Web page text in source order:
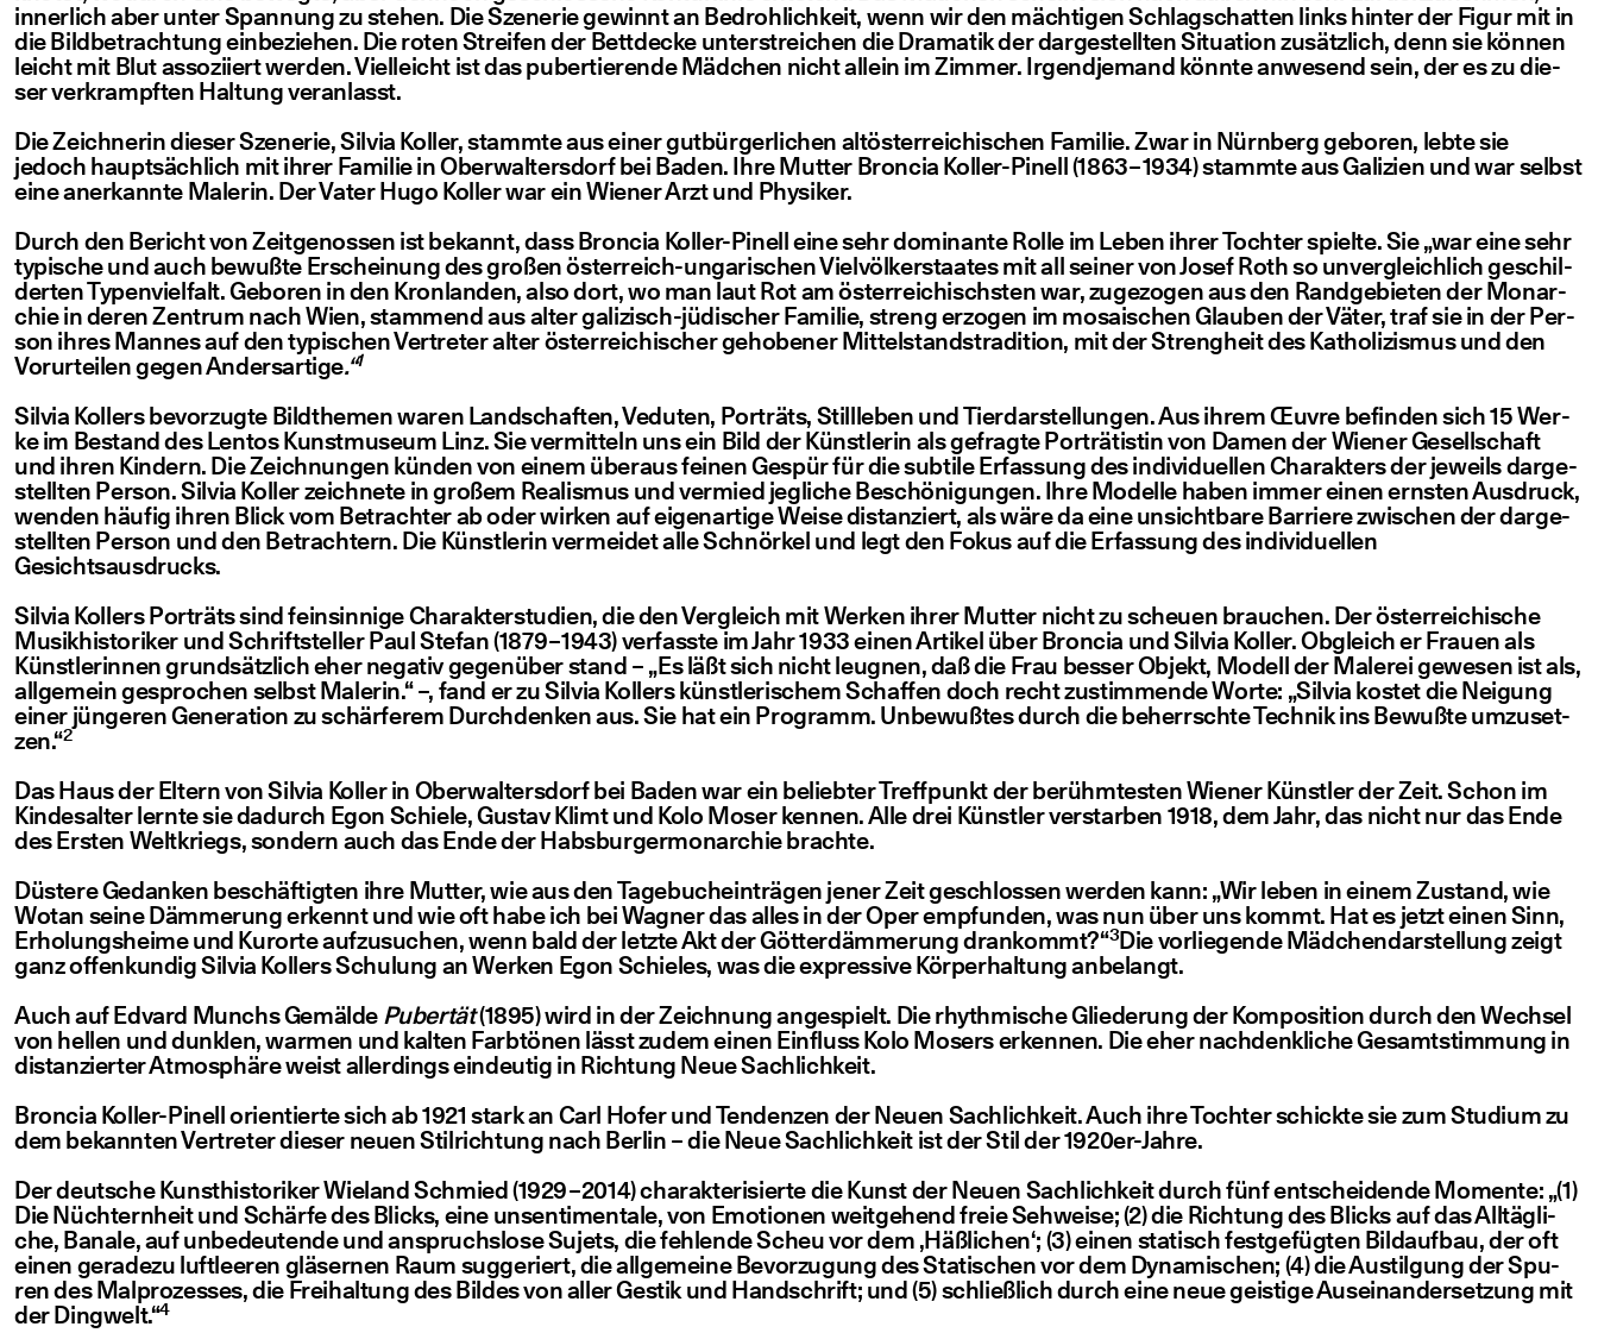
inner­lich aber unter Span­nung zu ste­hen. Die Sze­ne­rie gewinnt an Bedroh­lich­keit, wenn wir den mäch­ti­gen Schlag­schat­ten links hin­ter der Figur mit in
die Bild­be­trach­tung ein­be­zie­hen. Die roten Strei­fen der Bett­de­cke unter­strei­chen die Dra­ma­tik der dar­ge­stell­ten Situa­ti­on zusätz­lich, denn sie kön­nen
leicht mit Blut asso­zi­iert wer­den. Viel­leicht ist das puber­tie­ren­de Mäd­chen nicht allein im Zim­mer. Irgend­je­mand könn­te anwe­send sein, der es zu die­
ser ver­krampf­ten Hal­tung veranlasst.
Die Zeich­ne­rin die­ser Sze­ne­rie, Sil­via Kol­ler, stamm­te aus einer gut­bür­ger­li­chen alt­ös­ter­rei­chi­schen Fami­lie. Zwar in Nürn­berg gebo­ren, leb­te sie
jedoch haupt­säch­lich mit ihrer Fami­lie in Ober­wal­ters­dorf bei Baden. Ihre Mut­ter Bron­cia Kol­ler-Pinell (1863 – 1934) stamm­te aus Gali­zi­en und war selbst
eine aner­kann­te Male­rin. Der Vater Hugo Kol­ler war ein Wie­ner Arzt und Physiker.
Durch den Bericht von Zeit­ge­nos­sen ist bekannt, dass Bron­cia Kol­ler-Pinell eine sehr domi­nan­te Rol­le im Leben ihrer Toch­ter spiel­te. Sie„war eine sehr
typi­sche und auch bewuß­te Erschei­nung des gro­ßen öster­reich-unga­ri­schen Viel­völ­ker­staa­tes mit all sei­ner von Josef Roth so unver­gleich­lich geschil­
der­ten Typen­viel­falt. Gebo­ren in den Kron­lan­den, also dort, wo man laut Rot am öster­rei­chischs­ten war, zuge­zo­gen aus den Rand­ge­bie­ten der Mon­ar­
chie in deren Zen­trum nach Wien, stam­mend aus alter gali­zisch-jüdi­scher Fami­lie, streng erzo­gen im mosai­schen Glau­ben der Väter, traf sie in der Per­
son ihres Man­nes auf den typi­schen Ver­tre­ter alter öster­rei­chi­scher geho­be­ner Mit­tel­stands­tra­di­ti­on, mit der Streng­heit des Katho­li­zis­mus und den
Vor­ur­tei­len gegen Anders­ar­ti­ge.“1
Sil­via Kol­lers bevor­zug­te Bild­the­men waren Land­schaf­ten, Vedu­ten, Por­träts, Still­le­ben und Tier­dar­stel­lun­gen. Aus ihrem Œuvre befin­den sich 15 Wer­
ke im Bestand des Lentos Kunst­mu­se­um Linz. Sie ver­mit­teln uns ein Bild der Künst­le­rin als gefrag­te Por­trä­tis­tin von Damen der Wie­ner Gesell­schaft
und ihren Kin­dern. Die Zeich­nun­gen kün­den von einem über­aus fei­nen Gespür für die sub­ti­le Erfas­sung des indi­vi­du­el­len Cha­rak­ters der jeweils dar­ge­
stell­ten Per­son. Sil­via Kol­ler zeich­ne­te in gro­ßem Rea­lis­mus und ver­mied jeg­li­che Beschö­ni­gun­gen. Ihre Model­le haben immer einen erns­ten Aus­druck,
wen­den häu­fig ihren Blick vom Betrach­ter ab oder wir­ken auf eigen­ar­ti­ge Wei­se distan­ziert, als wäre da eine unsicht­ba­re Bar­rie­re zwi­schen der dar­ge­
stell­ten Per­son und den Betrach­tern. Die Künst­le­rin ver­mei­det alle Schnör­kel und legt den Fokus auf die Erfas­sung des indi­vi­du­el­len
Gesichtsausdrucks.
Sil­via Kol­lers Por­träts sind fein­sin­ni­ge Cha­rak­ter­stu­di­en, die den Ver­gleich mit Wer­ken ihrer Mut­ter nicht zu scheu­en brau­chen. Der öster­rei­chi­sche
Musik­his­to­ri­ker und Schrift­stel­ler Paul Ste­fan (1879 – 1943) ver­fass­te im Jahr 1933 einen Arti­kel über Bron­cia und Sil­via Kol­ler. Obgleich er Frau­en als
Künst­le­rin­nen grund­sätz­lich eher nega­tiv gegen­über stand –„Es läßt sich nicht leug­nen, daß die Frau bes­ser Objekt, Modell der Male­rei gewe­sen ist als,
all­ge­mein gespro­chen selbst Male­rin.“ –, fand er zu Sil­via Kol­lers künst­le­ri­schem Schaf­fen doch recht zustim­men­de Wor­te: „Sil­via kos­tet die Nei­gung
einer jün­ge­ren Gene­ra­ti­on zu schär­fe­rem Durch­den­ken aus. Sie hat ein Pro­gramm. Unbe­wuß­tes durch die beherrsch­te Tech­nik ins Bewuß­te umzu­set­
zen.“2
Das Haus der Eltern von Sil­via Kol­ler in Ober­wal­ters­dorf bei Baden war ein belieb­ter Treff­punkt der berühm­tes­ten Wie­ner Künst­ler der Zeit. Schon im
Kin­des­al­ter lern­te sie dadurch Egon Schie­le, Gus­tav Klimt und Kolo Moser ken­nen. Alle drei Künst­ler ver­star­ben 1918, dem Jahr, das nicht nur das Ende
des Ers­ten Welt­kriegs, son­dern auch das Ende der Habs­bur­ger­mon­ar­chie brachte.
Düs­te­re Gedan­ken beschäf­tig­ten ihre Mut­ter, wie aus den Tage­buch­ein­trä­gen jener Zeit geschlos­sen wer­den kann:„Wir leben in einem Zustand, wie
Wotan sei­ne Däm­me­rung erkennt und wie oft habe ich bei Wag­ner das alles in der Oper emp­fun­den, was nun über uns kommt. Hat es jetzt einen Sinn,
Erho­lungs­hei­me und Kur­or­te auf­zu­su­chen, wenn bald der letz­te Akt der Göt­ter­däm­me­rung dran­kommt?“3Die vor­lie­gen­de Mäd­chen­dar­stel­lung zeigt
ganz offen­kun­dig Sil­via Kol­lers Schu­lung an Wer­ken Egon Schie­les, was die expres­si­ve Kör­per­hal­tung anbelangt.
Auch auf Edvard Munchs Gemäl­dePuber­tät(1895) wird in der Zeich­nung ange­spielt. Die rhyth­mi­sche Glie­de­rung der Kom­po­si­ti­on durch den Wech­sel
von hel­len und dunk­len, war­men und kal­ten Farb­tö­nen lässt zudem einen Ein­fluss Kolo Mosers erken­nen. Die eher nach­denk­li­che Gesamt­stim­mung in
distan­zier­ter Atmo­sphä­re weist aller­dings ein­deu­tig in Rich­tung Neue Sachlichkeit.
Bron­cia Kol­ler-Pinell ori­en­tier­te sich ab 1921 stark an Carl Hofer und Ten­den­zen der Neu­en Sach­lich­keit. Auch ihre Toch­ter schick­te sie zum Stu­di­um zu
dem bekann­ten Ver­tre­ter die­ser neu­en Stil­rich­tung nach Ber­lin – die Neue Sach­lich­keit ist der Stil der 1920er-Jahre.
Der deut­sche Kunst­his­to­ri­ker Wie­land Schmied (1929 – 2014) cha­rak­te­ri­sier­te die Kunst der Neu­en Sach­lich­keit durch fünf ent­schei­den­de Momen­te: „(1)
Die Nüch­tern­heit und Schär­fe des Blicks, eine unsen­ti­men­ta­le, von Emo­tio­nen weit­ge­hend freie Seh­wei­se; (2) die Rich­tung des Blicks auf das All­täg­li­
che, Bana­le, auf unbe­deu­ten­de und anspruchs­lo­se Sujets, die feh­len­de Scheu vor dem‚Häß­li­chen‘; (3) einen sta­tisch fest­ge­füg­ten Bild­auf­bau, der oft
einen gera­de­zu luft­lee­ren glä­ser­nen Raum sug­ge­riert, die all­ge­mei­ne Bevor­zu­gung des Sta­ti­schen vor dem Dyna­mi­schen; (4) die Aus­til­gung der Spu­
ren des Mal­pro­zes­ses, die Frei­hal­tung des Bil­des von aller Ges­tik und Hand­schrift; und (5) schließ­lich durch eine neue geis­ti­ge Aus­ein­an­der­set­zung mit
der Ding­welt.“4